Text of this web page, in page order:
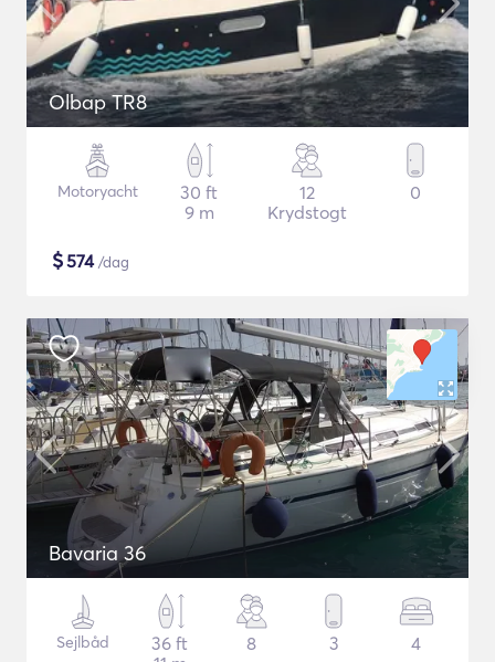
Olbap TR8
Motoryacht
30 ft
9 m
12
Krydstogt
0
$574/dag
Bavaria 36
Sejlbåd
36 ft
8 3 4